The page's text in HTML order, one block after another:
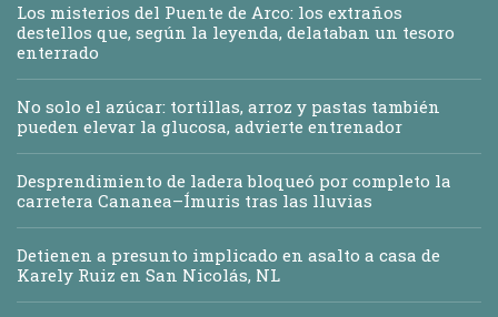
Los misterios del Puente de Arco: los extraños
destellos que, según la leyenda, delataban un tesoro
enterrado
No solo el azúcar: tortillas, arroz y pastas también
pueden elevar la glucosa, advierte entrenador
Desprendimiento de ladera bloqueó por completo la
carretera Cananea–Ímuris tras las lluvias
Detienen a presunto implicado en asalto a casa de
Karely Ruiz en San Nicolás, NL